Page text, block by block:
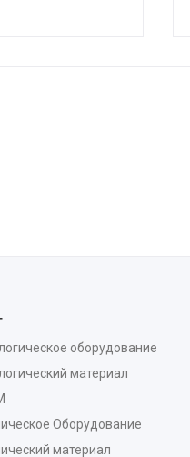
оборудование
материал
Оборудование
материал